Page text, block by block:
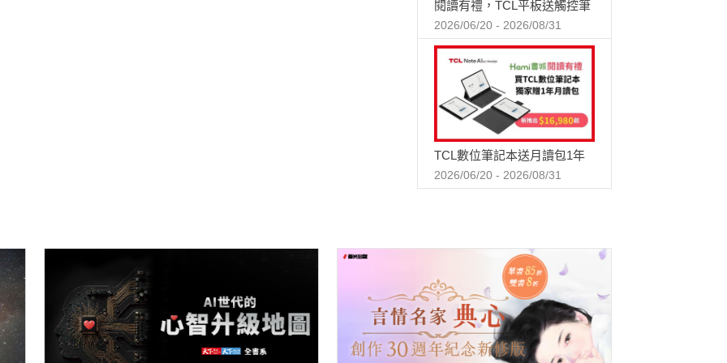
閱讀有禮，TCL平板送觸控筆
2026/06/20 - 2026/08/31
TCL數位筆記本送月讀包1年
2026/06/20 - 2026/08/31